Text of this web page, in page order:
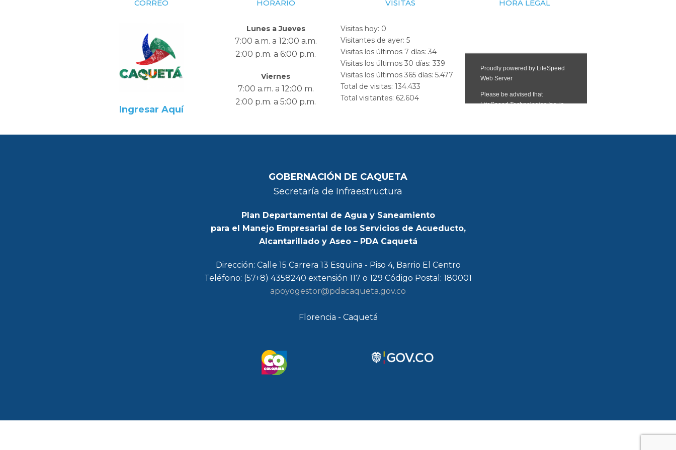
CORREO
Ingresar Aquí
HORARIO
Lunes a Jueves
7:00 a.m. a 12:00 a.m.
2:00 p.m. a 6:00 p.m.
Viernes
7:00 a.m. a 12:00 m.
2:00 p.m. a 5:00 p.m.
VISITAS
Visitas hoy: 0
Visitantes de ayer: 5
Visitas los últimos 7 días: 34
Visitas los últimos 30 días: 339
Visitas los últimos 365 días: 5.477
Total de visitas: 134.433
Total visitantes: 62.604
HORA LEGAL
GOBERNACIÓN DE CAQUETA
Secretaría de Infraestructura
Plan Departamental de Agua y Saneamiento
para el Manejo Empresarial de los Servicios de Acueducto,
Alcantarillado y Aseo – PDA Caquetá
Dirección: Calle 15 Carrera 13 Esquina - Piso 4, Barrio El Centro
Teléfono: (57+8) 4358240 extensión 117 o 129 Código Postal: 180001
apoyogestor@pdacaqueta.gov.co
Florencia - Caquetá